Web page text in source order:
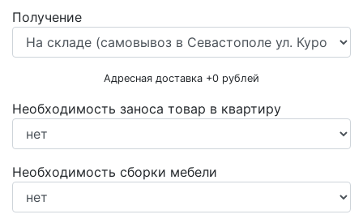
Получение
Адресная доставка +0 рублей
Необходимость заноса товар в квартиру
Необходимость сборки мебели